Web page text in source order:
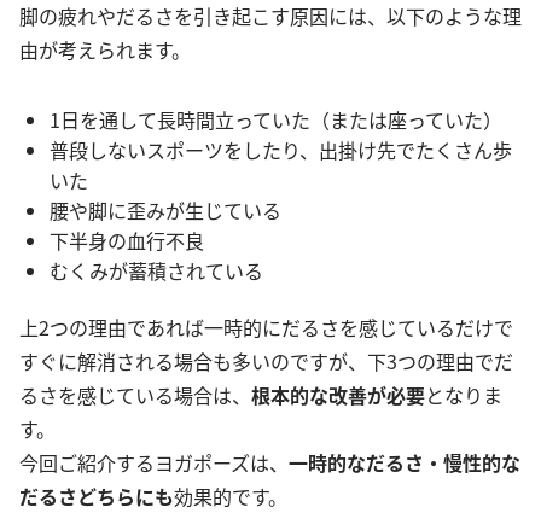
脚の疲れやだるさを引き起こす原因には、以下のような理
由が考えられます。
1日を通して長時間立っていた（または座っていた）
普段しないスポーツをしたり、出掛け先でたくさん歩
いた
腰や脚に歪みが生じている
下半身の血行不良
むくみが蓄積されている
上2つの理由であれば一時的にだるさを感じているだけで
すぐに解消される場合も多いのですが、下3つの理由でだ
るさを感じている場合は、 根本的な改善が必要となりま
す。
今回ご紹介するヨガポーズは、 一時的なだるさ・慢性的な
だるさどちらにも効果的です。